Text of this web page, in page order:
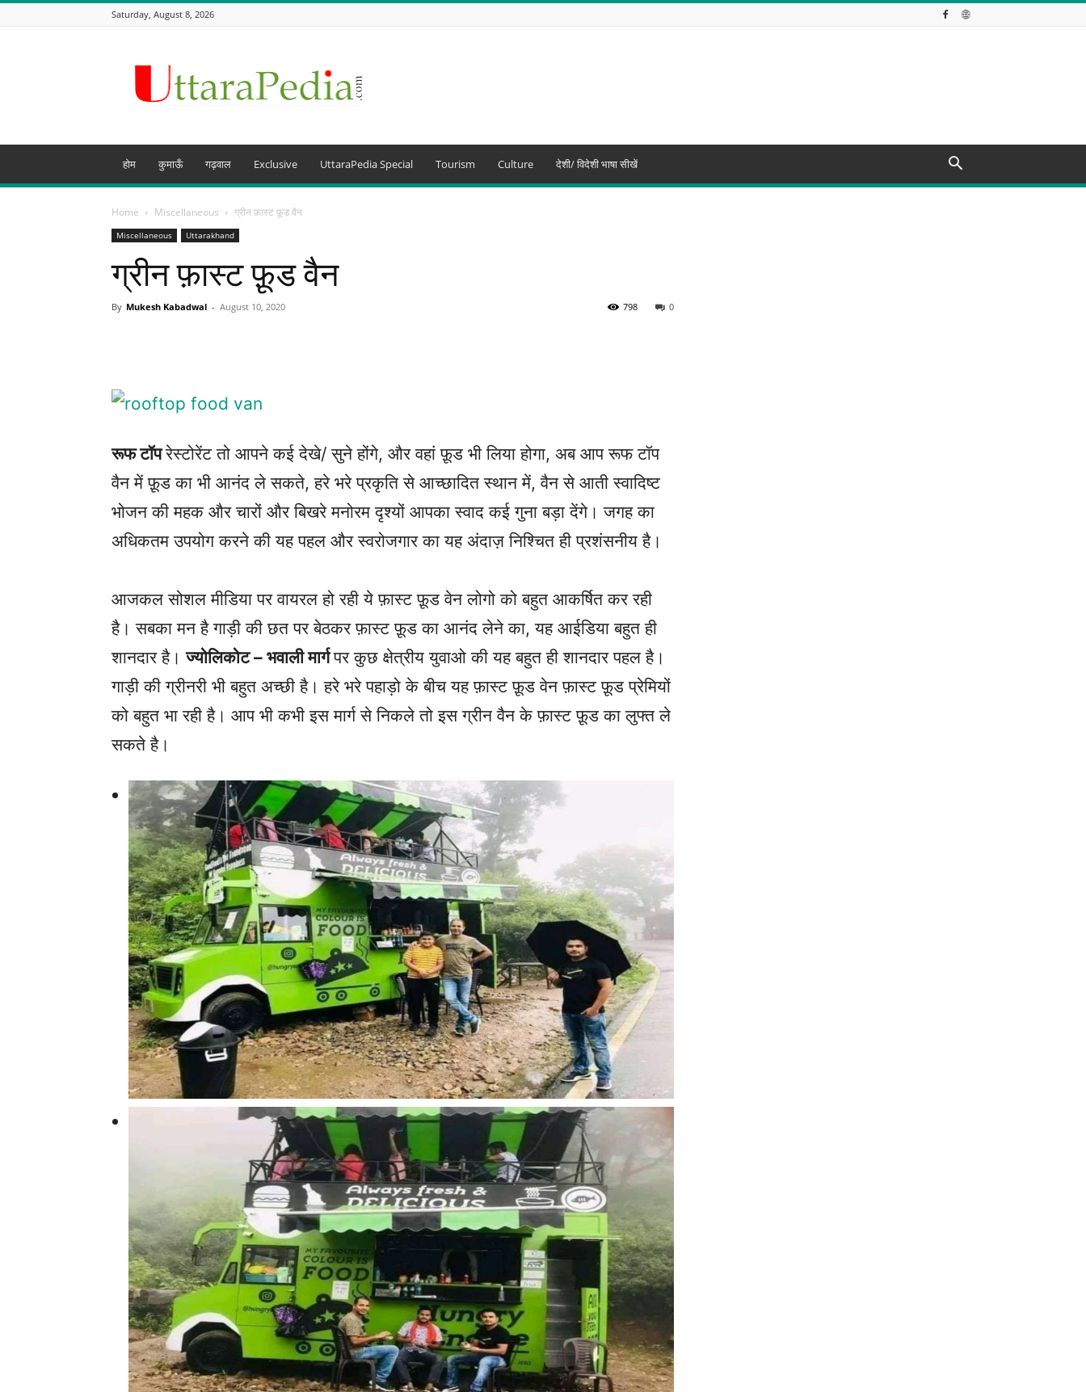
Saturday, August 8, 2026
The
of
Uttarakhand
beyond
होम कुमाऊँ गढ़वाल Exclusive UttaraPedia Special Tourism Culture देशी/ विदेशी भाषा सीखें
Home Miscellaneous ग्रीन फ़ास्ट फ़ूड वैन
Miscellaneous Uttarakhand
ग्रीन फ़ास्ट फ़ूड वैन
By Mukesh Kabadwal - August 10, 2020 0
798
रूफ टॉपरेस्टोरेंट तो आपने कई देखे/ सुने होंगे, और वहां फ़ूड भी लिया होगा, अब आप रूफ टॉप
वैन में फ़ूड का भी आनंद ले सकते, हरे भरे प्रकृति से आच्छादित स्थान में, वैन से आती स्वादिष्ट
भोजन की महक और चारों और बिखरे मनोरम दृश्यों आपका स्वाद कई गुना बड़ा देंगे। जगह का
अधिकतम उपयोग करने की यह पहल और स्वरोजगार का यह अंदाज़ निश्चित ही प्रशंसनीय है।
आजकल सोशल मीडिया पर वायरल हो रही ये फ़ास्ट फ़ूड वेन लोगो को बहुत आकर्षित कर रही
है। सबका मन है गाड़ी की छत पर बेठकर फ़ास्ट फ़ूड का आनंद लेने का, यह आईडिया बहुत ही
शानदार है।ज्योलिकोट – भवाली मार्गपर कुछ क्षेत्रीय युवाओ की यह बहुत ही शानदार पहल है।
गाड़ी की ग्रीनरी भी बहुत अच्छी है। हरे भरे पहाड़ो के बीच यह फ़ास्ट फ़ूड वेन फ़ास्ट फ़ूड प्रेमियों
को बहुत भा रही है। आप भी कभी इस मार्ग से निकले तो इस ग्रीन वैन के फ़ास्ट फ़ूड का लुफ्त ले
सकते है।